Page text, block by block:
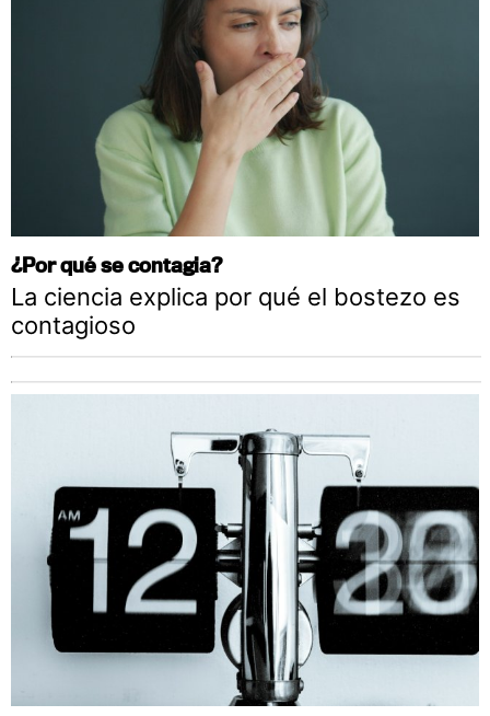
¿Por qué se contagia?
La ciencia explica por qué el bostezo es
contagioso